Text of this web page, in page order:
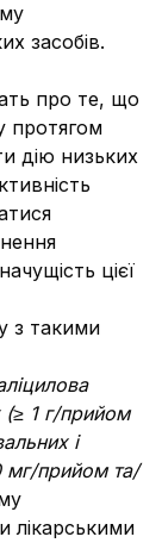
засобів.
про те, що
протягом
дію низьких
цієї
з такими
(≥ 1 г/прийом
і
мг/прийом та/
лікарськими